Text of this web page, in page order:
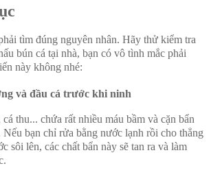
tìm đúng nguyên nhân. Hãy thử kiểm tra
bún cá tại nhà, bạn có vô tình mắc phải
này không nhé:
và đầu cá trước khi ninh
thu... chứa rất nhiều máu bầm và cặn bẩn
bạn chỉ rửa bằng nước lạnh rồi cho thẳng
sôi lên, các chất bẩn này sẽ tan ra và làm